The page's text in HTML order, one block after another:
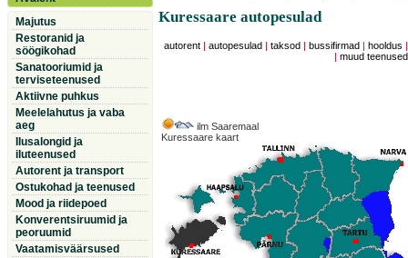
Majutus
Restoranid ja
söögikohad
Sanatooriumid ja
terviseteenused
Aktiivne puhkus
Meelelahutus ja vaba
aeg
Ilusalongid ja
iluteenused
Autorent ja transport
Ostukohad ja teenused
Mood ja riidepoed
Konverentsiruumid ja
peoruumid
Vaatamisväärsused
Kuressaare autopesulad
autorent| autopesulad taksod bussifirmad hooldus
|muud teenused
ilm Saaremaal
Kuressaare kaart